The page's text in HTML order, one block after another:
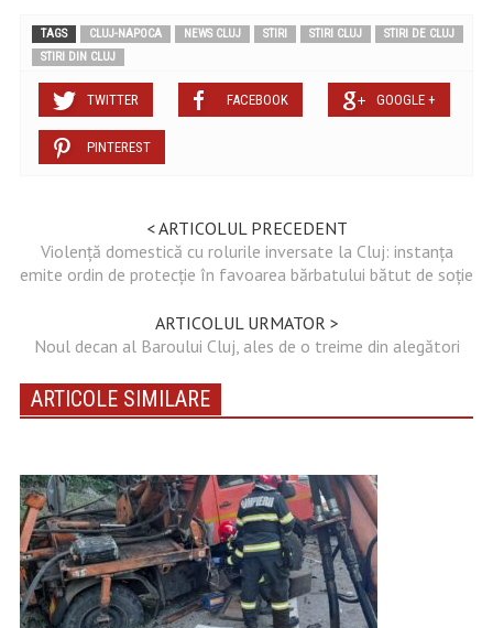
TAGS CLUJ-NAPOCA NEWS CLUJ STIRI STIRI CLUJ
STIRI DE CLUJ
STIRI DIN CLUJ
TWITTER FACEBOOK GOOGLE +
PINTEREST
< ARTICOLUL PRECEDENT
Violență domestică cu rolurile inversate la Cluj: instanța
emite ordin de protecție în favoarea bărbatului bătut de soție
ARTICOLUL URMATOR >
Noul decan al Baroului Cluj, ales de o treime din alegători
ARTICOLE SIMILARE